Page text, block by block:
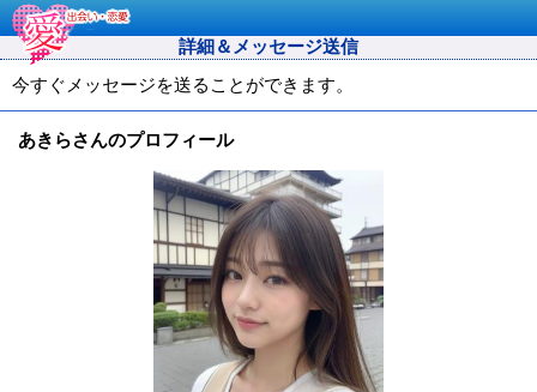
詳細＆メッセージ送信
今すぐメッセージを送ることができます。
あきらさんのプロフィール